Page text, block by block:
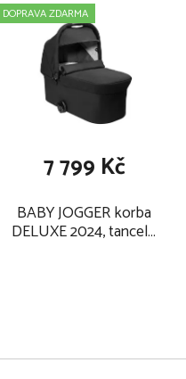
DOPRAVA ZDARMA
BABY JOGGER korba
DELUXE 2024, tancel -
7 799 Kč